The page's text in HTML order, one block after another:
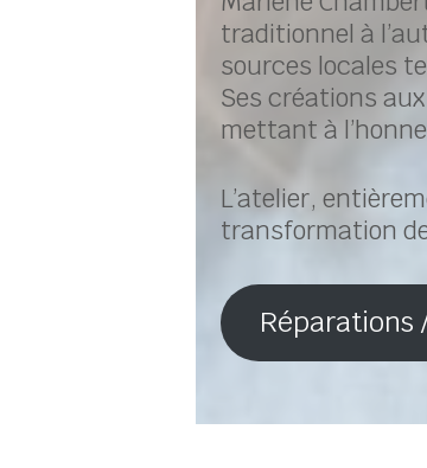
traditionnel à
sources locales
Ses créations
mettant à
L’atelier,
transformation